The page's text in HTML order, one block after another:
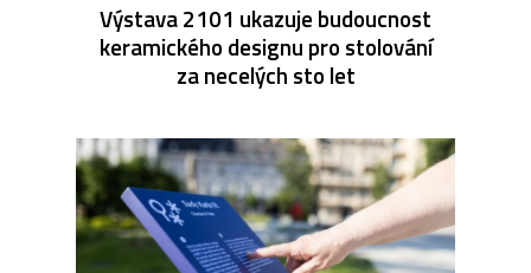
Výstava 2101 ukazuje budoucnost
keramického designu pro stolování
za necelých sto let